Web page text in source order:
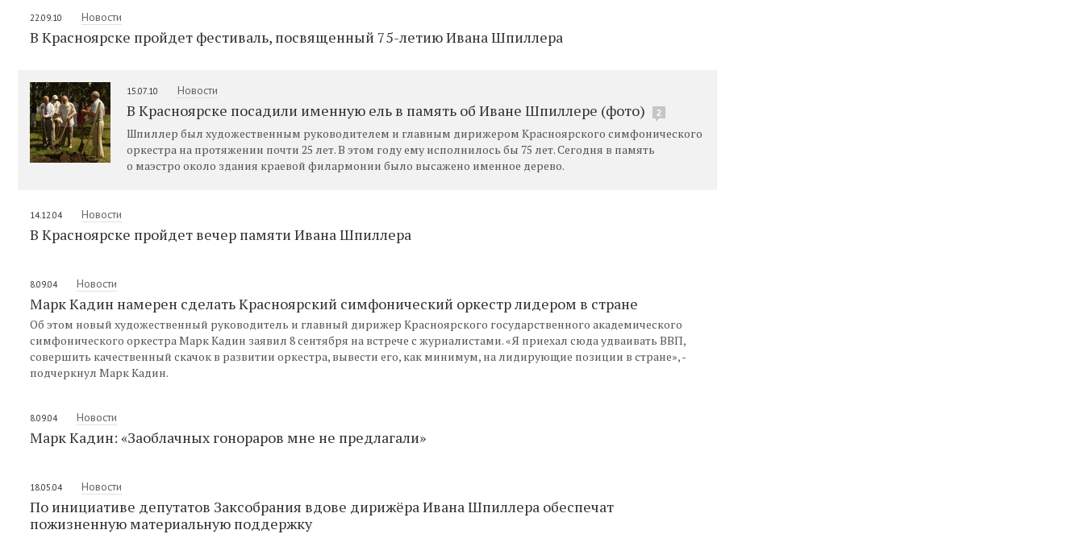
22.09.10 Новости
В Красноярске пройдет фестиваль, посвященный 75-летию Ивана Шпиллера
15.07.10 Новости
В Красноярске посадили именную ель в память об Иване Шпиллере (фото) 2
Шпиллер был художественным руководителем и главным дирижером Красноярского симфонического
оркестра на протяжении почти 25 лет. В этом году ему исполнилось бы 75 лет. Сегодня в память
о маэстро около здания краевой филармонии было высажено именное дерево.
14.12.04 Новости
В Красноярске пройдет вечер памяти Ивана Шпиллера
8.09.04 Новости
Марк Кадин намерен сделать Красноярский симфонический оркестр лидером в стране
Об этом новый художественный руководитель и главный дирижер Красноярского государственного академического
симфонического оркестра Марк Кадин заявил 8 сентября на встрече с журналистами. «Я приехал сюда удваивать ВВП,
совершить качественный скачок в развитии оркестра, вывести его, как минимум, на лидирующие позиции в стране», -
подчеркнул Марк Кадин.
8.09.04 Новости
Марк Кадин: «Заоблачных гонораров мне не предлагали»
18.05.04 Новости
По инициативе депутатов Заксобрания вдове дирижёра Ивана Шпиллера обеспечат
пожизненную материальную поддержку